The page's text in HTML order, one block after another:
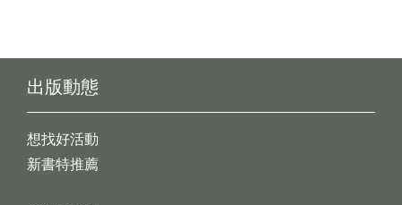
出版動態
想找好活動
新書特推薦